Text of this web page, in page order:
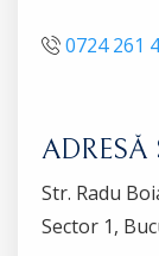
0724 261
ADRESĂ
Str. Radu
Sector 1,